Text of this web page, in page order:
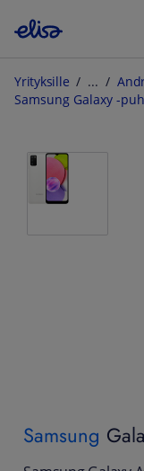
Yrityksille
Samsung Galaxy -
Samsung